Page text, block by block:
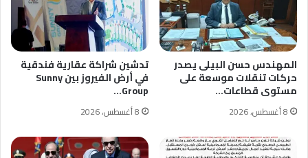
المهندس حسن البيلى يصدر
حركات تنقلات موسعة على
مستوى قطاعات…
8 أغسطس، 2026
تدشين شراكة عقارية فندقية
في أرض الفيروز بين Sunny
Group…
8 أغسطس، 2026